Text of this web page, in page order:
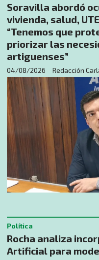
Soravilla abordó
vivienda, salud,
“Tenemos que
priorizar las
artiguenses”
Redacción
04/08/2026
Rocha analiza
Artificial para
Política